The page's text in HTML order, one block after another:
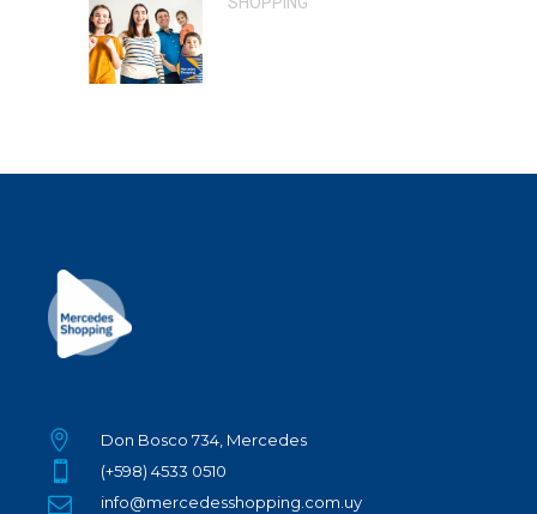
Don Bosco 734, Mercedes
(+598) 4533 0510
info@mercedesshopping.com.uy